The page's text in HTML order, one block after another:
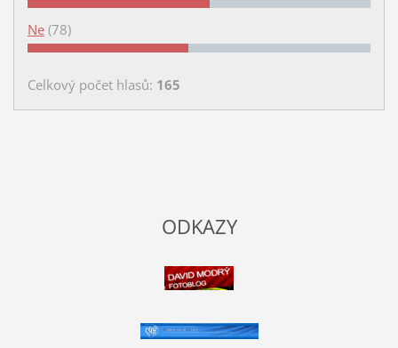
Ne (78)
Celkový počet hlasů: 165
ODKAZY